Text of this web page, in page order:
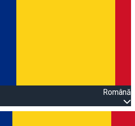
Română